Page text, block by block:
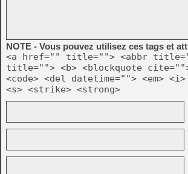
NOTE - Vous pouvez utilisez ces tags et
<a href="" title=""> <abbr
title=""> <b> <blockquote
<code> <del datetime=""> <em>
<s> <strike> <strong>